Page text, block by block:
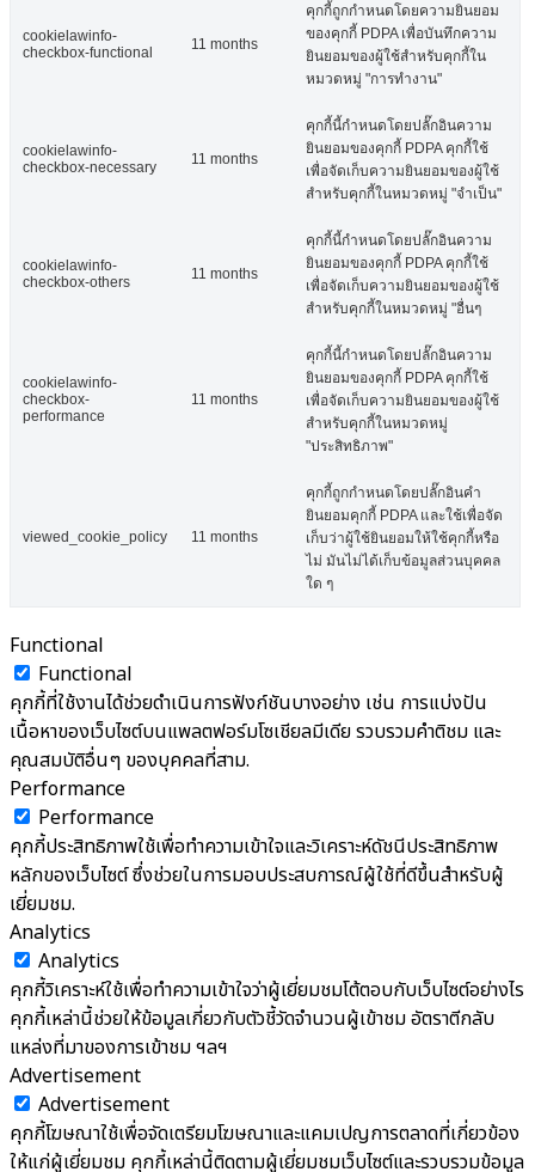
cookielawinfo-
checkbox-functional
11 months
คุกกี้ถูกกำหนดโดยความยินยอม
ของคุกกี้ PDPA เพื่อบันทึกความ
ยินยอมของผู้ใช้สำหรับคุกกี้ใน
หมวดหมู่ "การทำงาน"
cookielawinfo-
checkbox-necessary
11 months
คุกกี้นี้กำหนดโดยปลั๊กอินความ
ยินยอมของคุกกี้ PDPA คุกกี้ใช้
เพื่อจัดเก็บความยินยอมของผู้ใช้
สำหรับคุกกี้ในหมวดหมู่ "จำเป็น"
cookielawinfo-
checkbox-others
11 months
คุกกี้นี้กำหนดโดยปลั๊กอินความ
ยินยอมของคุกกี้ PDPA คุกกี้ใช้
เพื่อจัดเก็บความยินยอมของผู้ใช้
สำหรับคุกกี้ในหมวดหมู่ "อื่นๆ
cookielawinfo-
checkbox-
performance
11 months
คุกกี้นี้กำหนดโดยปลั๊กอินความ
ยินยอมของคุกกี้ PDPA คุกกี้ใช้
เพื่อจัดเก็บความยินยอมของผู้ใช้
สำหรับคุกกี้ในหมวดหมู่
"ประสิทธิภาพ"
viewed_cookie_policy 11 months
คุกกี้ถูกกำหนดโดยปลั๊กอินคำ
ยินยอมคุกกี้ PDPA และใช้เพื่อจัด
เก็บว่าผู้ใช้ยินยอมให้ใช้คุกกี้หรือ
ไม่ มันไม่ได้เก็บข้อมูลส่วนบุคคล
ใด ๆ
Functional
Functional
คุกกี้ที่ใช้งานได้ช่วยดำเนินการฟังก์ชันบางอย่าง เช่น การแบ่งปัน
เนื้อหาของเว็บไซต์บนแพลตฟอร์มโซเชียลมีเดีย รวบรวมคำติชม และ
คุณสมบัติอื่นๆ ของบุคคลที่สาม.
Performance
Performance
คุกกี้ประสิทธิภาพใช้เพื่อทำความเข้าใจและวิเคราะห์ดัชนีประสิทธิภาพ
หลักของเว็บไซต์ ซึ่งช่วยในการมอบประสบการณ์ผู้ใช้ที่ดีขึ้นสำหรับผู้
เยี่ยมชม.
Analytics
Analytics
คุกกี้วิเคราะห์ใช้เพื่อทำความเข้าใจว่าผู้เยี่ยมชมโต้ตอบกับเว็บไซต์อย่างไร
คุกกี้เหล่านี้ช่วยให้ข้อมูลเกี่ยวกับตัวชี้วัดจำนวนผู้เข้าชม อัตราตีกลับ
แหล่งที่มาของการเข้าชม ฯลฯ
Advertisement
Advertisement
คุกกี้โฆษณาใช้เพื่อจัดเตรียมโฆษณาและแคมเปญการตลาดที่เกี่ยวข้อง
ให้แก่ผู้เยี่ยมชม คุกกี้เหล่านี้ติดตามผู้เยี่ยมชมเว็บไซต์และรวบรวมข้อมูล